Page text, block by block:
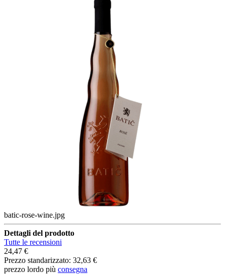
batic-rose-wine.jpg
Dettagli del prodotto
Tutte le recensioni
24,47 €
Prezzo standarizzato: 32,63 €
prezzo lordo più consegna